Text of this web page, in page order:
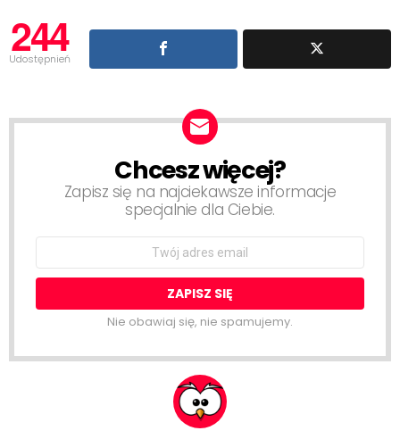
244
Udostępnień
NEWSLETTERChcesz więcej?
Zapisz się na najciekawsze informacje
specjalnie dla Ciebie.
Email
Nie obawiaj się, nie spamujemy.